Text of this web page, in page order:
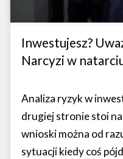
Inwestujesz?
Narcyzi w
Analiza ryzyk w
drugiej stronie stoi
wnioski można od
sytuacji kiedy coś